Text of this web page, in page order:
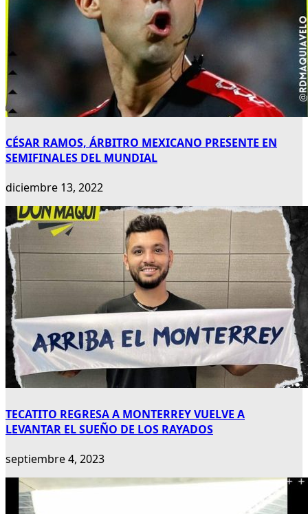
CÉSAR RAMOS, ÁRBITRO MEXICANO PRESENTE EN
SEMIFINALES DEL MUNDIAL
diciembre 13, 2022
TECATITO REGRESA A MONTERREY VUELVE A
LEVANTAR EL SUEÑO DE LOS RAYADOS
septiembre 4, 2023